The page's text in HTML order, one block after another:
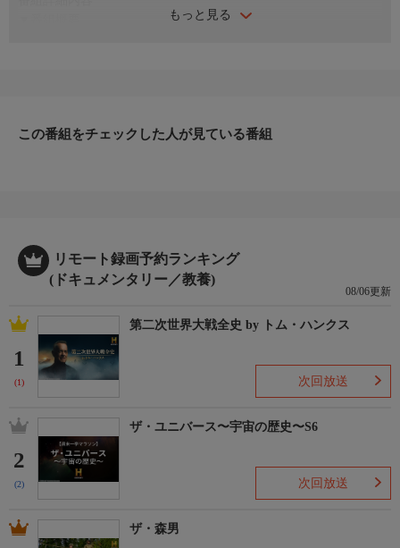
もっと見る
とになる。日に日に追い込まれながらもヒトラーは敗北を認め
て、クルスク周辺にできていたソ連軍の前線の突出部に大攻勢を
仕掛けた。この戦いは独ソ戦の転換点となる。一方、連合国軍は
ドイツ軍の武器工場を破壊するため、都市爆撃を開始する。それ
はドイツ人の士気を砕くための無差別爆撃だった。
この番組をチェックした人が見ている番組
リモート録画予約ランキング
(ドキュメンタリー／教養)
08/06更新
1
(1)
第二次世界大戦全史 by トム・ハンクス
次回放送
2
(2)
ザ・ユニバース〜宇宙の歴史〜S6
次回放送
ザ・森男